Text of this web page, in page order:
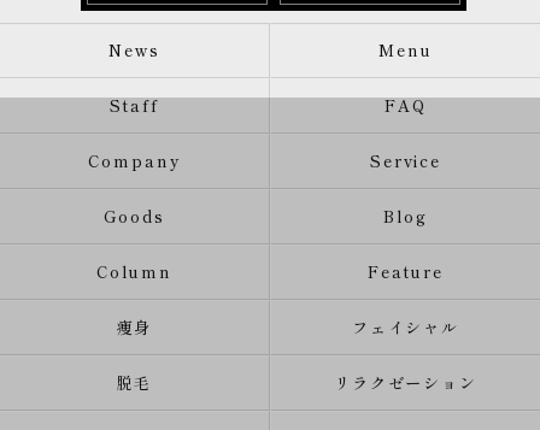
News Menu
Staff FAQ
Company Service
Goods Blog
Column Feature
痩身 フェイシャル
脱毛 リラクゼーション